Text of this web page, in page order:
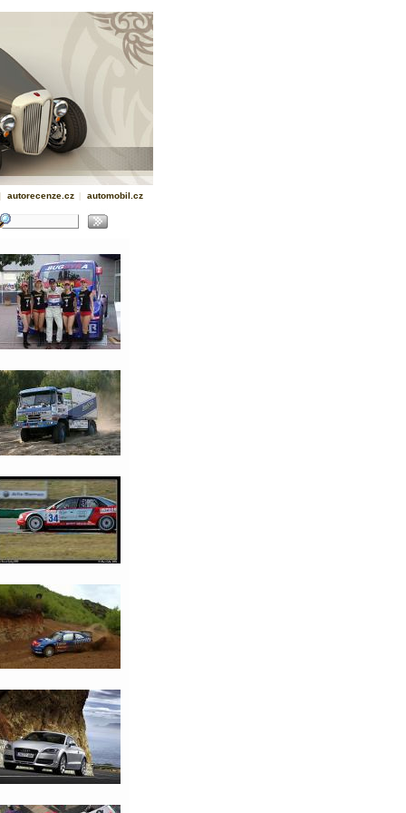
autorecenze.cz | automobil.cz